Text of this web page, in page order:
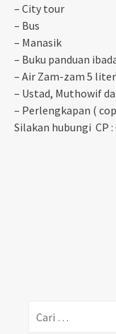
– City tour
– Bus
– Manasik
– Buku panduan
– Air Zam-zam 5 liter
– Ustad, Muthowif
– Perlengkapan (
Silakan hubungi CP :
untuk: